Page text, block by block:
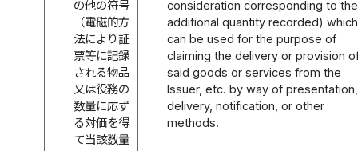
の他の符号
（電磁的方
法により証
票等に記録
される物品
又は役務の
数量に応ず
る対価を得
て当該数量
consideration corresponding to the
additional quantity recorded) which
can be used for the purpose of
claiming the delivery or provision
said goods or services from the
Issuer, etc. by way of presentation,
delivery, notification, or other
methods.